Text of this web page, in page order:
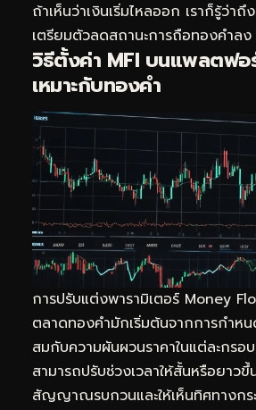
ถ้าเห็นว่าเงินเริ่มไหลออก เราก็รู้ว่าถึ
เตรียมตัวลดสถานะการถือทองคำลง
วิธีตั้งค่า MFI บนแพลตฟอ
เหมาะกับทองคำ
การปรับแต่งพารามิเตอร์ Money
ตลาดทองคำมักเริ่มต้นจากการกำหน
สมกับความผันผวนราคาในแต่ละกรอ
สามารถปรับช่วงเวลาให้สั้นหรือยาว
สัญญาณรบกวนและให้เห็นทิศทางกร